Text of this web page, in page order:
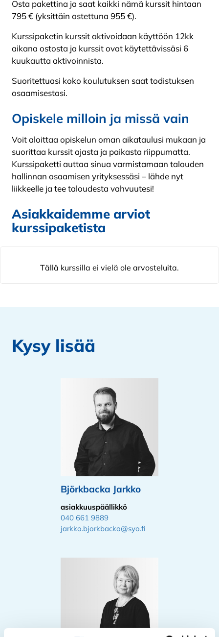
Osta pakettina ja saat kaikki nämä kurssit hintaan
795 € (yksittäin ostettuna 955 €).
Kurssipaketin kurssit aktivoidaan käyttöön 12kk
aikana ostosta ja kurssit ovat käytettävissäsi 6
kuukautta aktivoinnista.
Suoritettuasi koko koulutuksen saat todistuksen
osaamisestasi.
Opiskele milloin ja missä vain
Voit aloittaa opiskelun oman aikataulusi mukaan ja
suorittaa kurssit ajasta ja paikasta riippumatta.
Kurssipaketti auttaa sinua varmistamaan talouden
hallinnan osaamisen yrityksessäsi – lähde nyt
liikkeelle ja tee taloudesta vahvuutesi!
Asiakkaidemme arviot
kurssipaketista
Tällä kurssilla ei vielä ole arvosteluita.
Kysy lisää
Björkbacka Jarkko
asiakkuuspäällikkö
040 661 9889
jarkko.bjorkbacka@syo.fi